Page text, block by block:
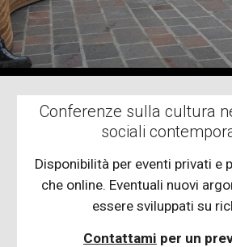
Conferenze sulla cultura
sociali
Disponibilità per eventi privati e
che online. Eventuali nuovi
essere sviluppati su
Contattami per un